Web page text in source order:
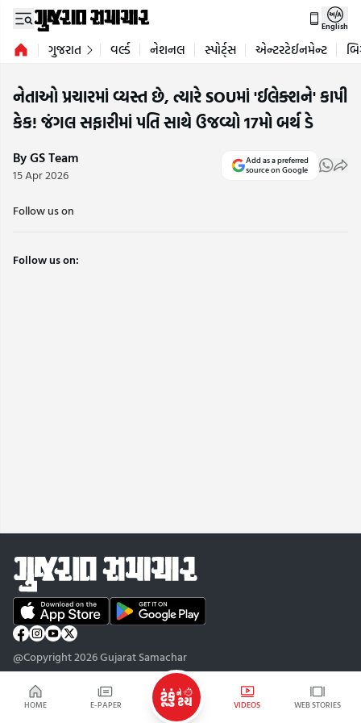
HOME E-PAPER VIDEOS WEB STORIES
English
ગુજરાત વર્લ્ડ નેશનલ સ્પોર્ટ્સ એન્ટરટેઈનમેન્ટ
નેતાઓ પ્રચારમાં વ્યસ્ત છે, ત્યારે SOUમાં 'ઈલેક્શને' કાપી
કેક! જંગલ સફારીમાં પતિ સાથે ઉજવ્યો 17મો બર્થ ડે
By GS Team
15 Apr 2026
Add as a preferred
source on Google
Follow us on
Follow us on:
@Copyright 2026 Gujarat Samachar